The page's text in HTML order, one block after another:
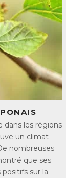
biologiques,
de triglycérides et de
poids.
de la journée,
l’organisme au
l’organisme brûle
son métabolisme.
dans les régions
un climat
nombreuses
que ses
sur la